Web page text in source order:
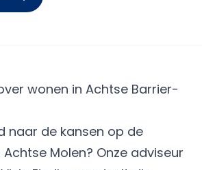
wonen in Achtse Barrier-
naar de kansen op de
Molen? Onze adviseur